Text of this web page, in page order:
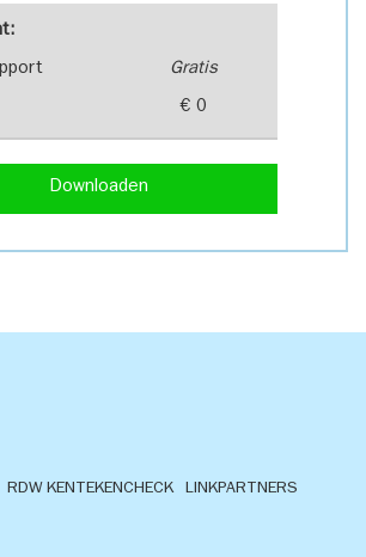
Gratis
€ 0
Downloaden
RDW KENTEKENCHECK
LINKPARTNERS